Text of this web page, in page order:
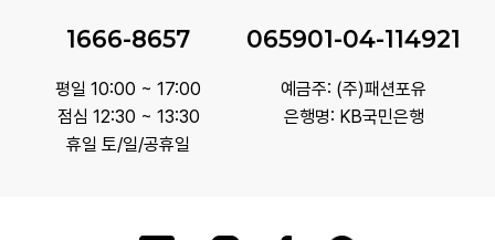
1666-8657
평일 10:00 ~ 17:00
점심 12:30 ~ 13:30
휴일 토/일/공휴일
065901-04-114921
예금주: (주)패션포유
은행명: KB국민은행